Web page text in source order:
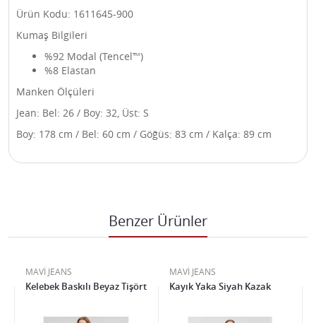
Ürün Kodu: 1611645-900
Kumaş Bilgileri
%92 Modal (Tencel™)
%8 Elastan
Manken Ölçüleri
Jean: Bel: 26 / Boy: 32, Üst: S
Boy: 178 cm / Bel: 60 cm / Göğüs: 83 cm / Kalça: 89 cm
Benzer Ürünler
MAVİ JEANS
Kelebek Baskılı Beyaz Tişört
MAVİ JEANS
Kayık Yaka Siyah Kazak